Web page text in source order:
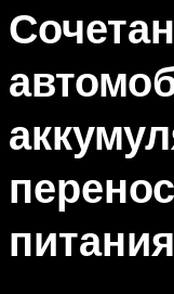
питания